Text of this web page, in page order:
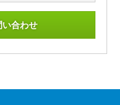
い合わせ